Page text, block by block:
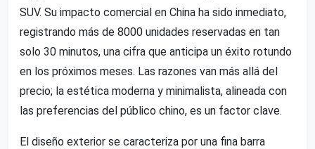
SUV. Su impacto comercial en China ha sido inmediato,
registrando más de 8000 unidades reservadas en tan
solo 30 minutos, una cifra que anticipa un éxito rotundo
en los próximos meses. Las razones van más allá del
precio; la estética moderna y minimalista, alineada con
las preferencias del público chino, es un factor clave.
El diseño exterior se caracteriza por una fina barra